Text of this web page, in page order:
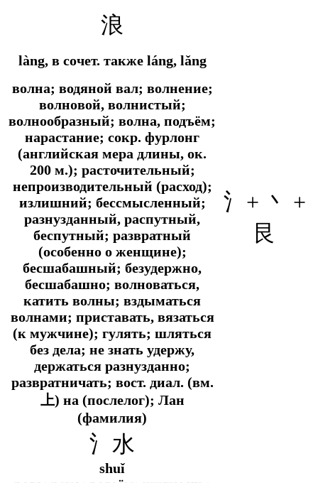
浪
làng, в coчeт. такжеláng, lǎng
волна; водяной вал; волнение;
волновой, волнистый;
волнообразный; волна, подъём;
нарастание; сокр. фурлонг
(английская мера длины, ок.
200 м.); расточительный;
непроизводительный (расход);
излишний; бессмысленный;
разнузданный, распутный,
беспутный; развратный
(особенно о женщине);
бесшабашный; безудержно,
бесшабашно; волноваться,
катить волны; вздыматься
волнами; приставать, вязаться
(к мужчине); гулять; шляться
без дела; не знать удержу,
держаться разнузданно;
развратничать; вост. диал. (вм.
上) на (послелог); Лан
(фамилия)
氵+ 丶 +
艮
氵水
shuǐ